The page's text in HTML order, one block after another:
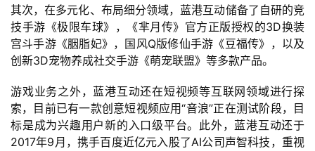
2
5
第
十
届
金
茶
奖
其次，在多元化、布局细分领域，蓝港互动储备了自研的竞
技手游《极限车球》，《芈月传》官方正版授权的3D换装
宫斗手游《胭脂妃》，国风Q版修仙手游《豆福传》，以及
创新3D宠物养成社交手游《萌宠联盟》等多款产品。
游戏业务之外，蓝港互动还在短视频等互联网领域进行探
索，目前已有一款创意短视频应用“音浪”正在测试阶段，目
标是成为兴趣用户新的入口级平台。此外，蓝港互动还于
2017年9月，携手百度近亿元入股了AI公司声智科技，重视